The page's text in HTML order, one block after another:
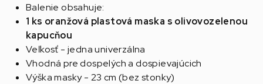
Balenie obsahuje:
1 ks oranžová plastová maska s olivovozelenou
kapucňou
Veľkosť - jedna univerzálna
Vhodná pre dospelých a dospievajúcich
Výška masky - 23 cm (bez stonky)